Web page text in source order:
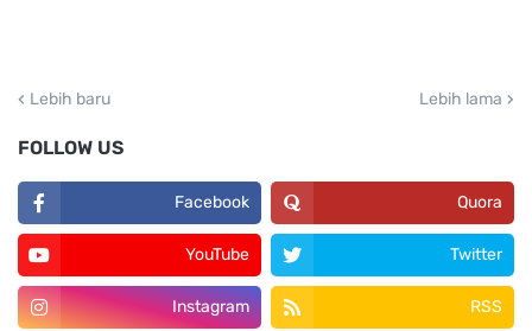
Lebih baru Lebih lama
FOLLOW US
Facebook Quora
YouTube Twitter
Instagram RSS